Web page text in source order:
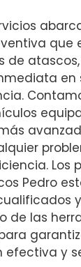
que
de
en
Los
Pedro
de las
efectiva y